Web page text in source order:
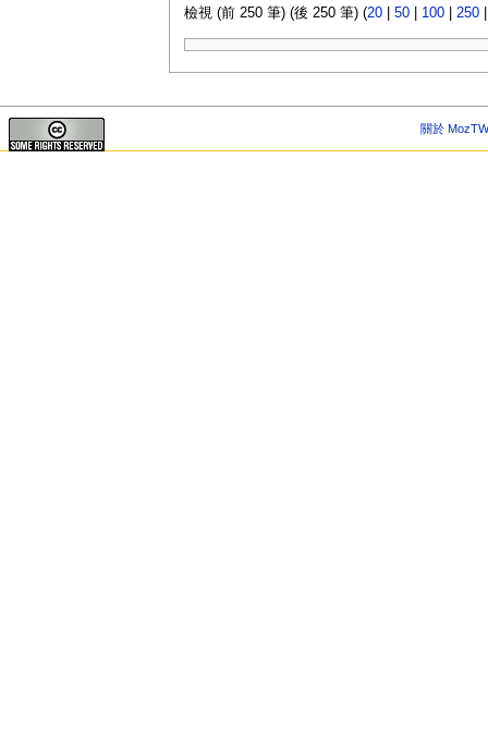
檢視 (前 250 筆) (後 250 筆) (20| 50| 100| 250
關於